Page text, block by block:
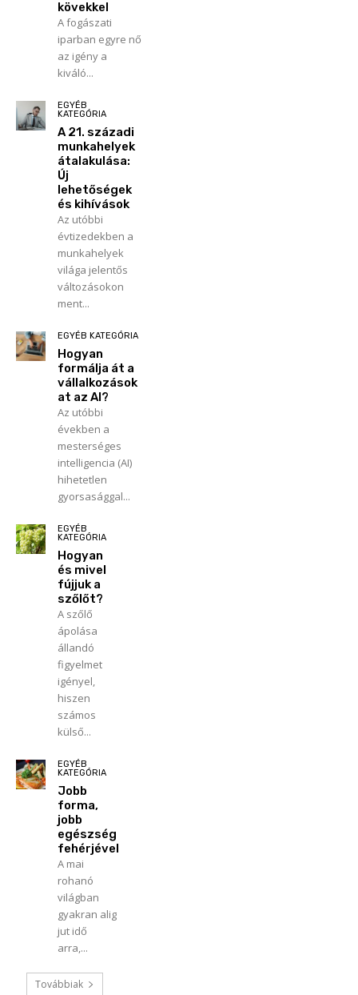
kövekkel
A fogászati
iparban egyre nő
az igény a
kiváló...
EGYÉB
KATEGÓRIA
A 21. századi
munkahelyek
átalakulása:
Új
lehetőségek
és kihívások
Az utóbbi
évtizedekben a
munkahelyek
világa jelentős
változásokon
ment...
EGYÉB KATEGÓRIA
Hogyan
formálja át a
vállalkozások
at az AI?
Az utóbbi
években a
mesterséges
intelligencia (AI)
hihetetlen
gyorsasággal...
EGYÉB
KATEGÓRIA
Hogyan
és mivel
fújjuk a
szőlőt?
A szőlő
ápolása
állandó
figyelmet
igényel,
hiszen
számos
külső...
EGYÉB
KATEGÓRIA
Jobb
forma,
jobb
egészség
fehérjével
A mai
rohanó
világban
gyakran alig
jut idő
arra,...
Továbbiak